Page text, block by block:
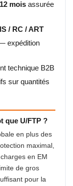
mois assurée
/ RC / ART
expédition
technique B2B
sur quantités
que U/FTP ?
en plus des
maximal,
en EM
de gros
pour la